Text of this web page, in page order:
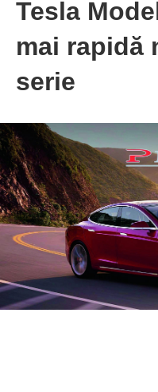
Tesla
mai rapidă
serie